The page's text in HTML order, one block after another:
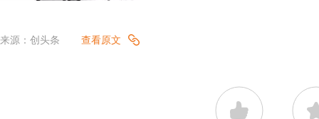
来源：创头条 查看原文